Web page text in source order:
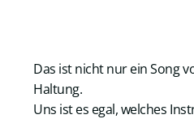
Das ist nicht nur ein Song
Haltung.
Uns ist es egal, welches